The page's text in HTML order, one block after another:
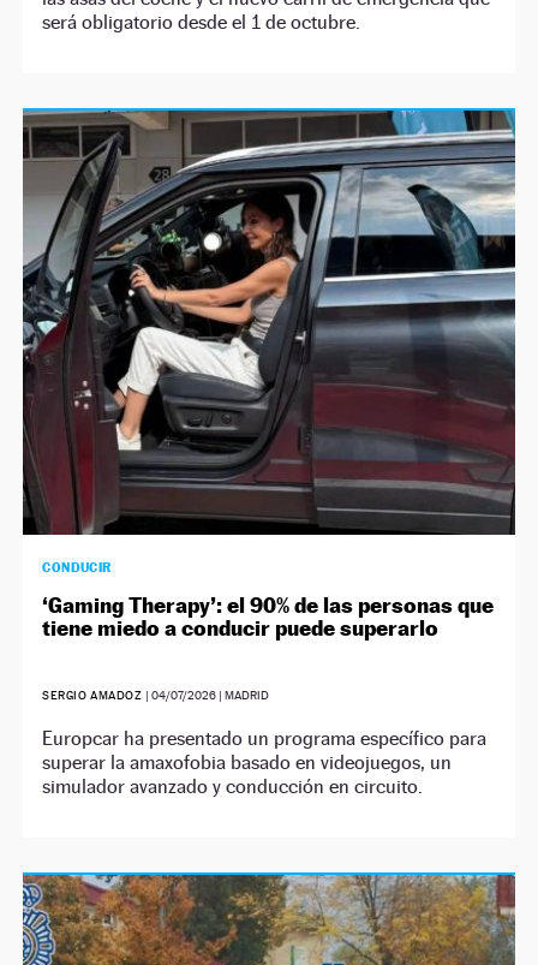
será obligatorio desde el 1 de octubre.
CONDUCIR
‘Gaming Therapy’: el 90% de las personas que
tiene miedo a conducir puede superarlo
SERGIO AMADOZ | 04/07/2026| MADRID
Europcar ha presentado un programa específico para
superar la amaxofobia basado en videojuegos, un
simulador avanzado y conducción en circuito.